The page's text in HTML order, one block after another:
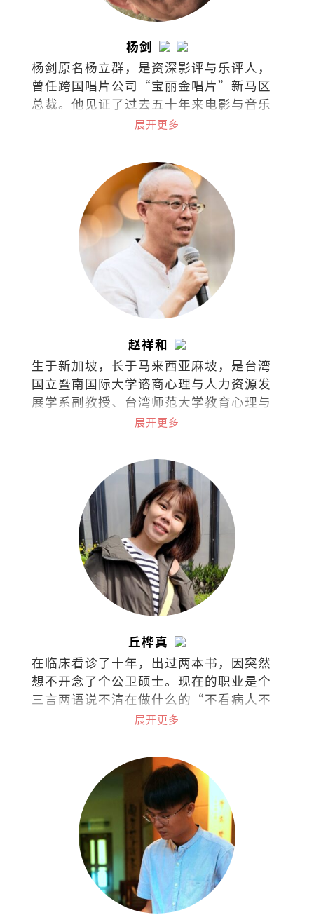
杨剑
杨剑原名杨立群，是资深影评与乐评人，
曾任跨国唱片公司“宝丽金唱片”新马区
总裁。他见证了过去五十年来电影与音乐
演变，是流行娱乐的活字典。
展开更多
赵祥和
生于新加坡，长于马来西亚麻坡，是台湾
国立暨南国际大学谘商心理与人力资源发
展学系副教授、台湾师范大学教育心理与
辅导学系博士，也是一名谘商心理师。
展开更多
丘桦真
在临床看诊了十年，出过两本书，因突然
想不开念了个公卫硕士。现在的职业是个
三言两语说不清在做什么的“不看病人不
看诊的医生“(叹)。展开更多